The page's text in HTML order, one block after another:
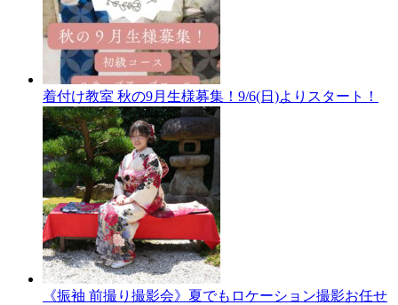
着付け教室 秋の9月生様募集！9/6(日)よりスタート！
《振袖 前撮り撮影会》夏でもロケーション撮影お任せ